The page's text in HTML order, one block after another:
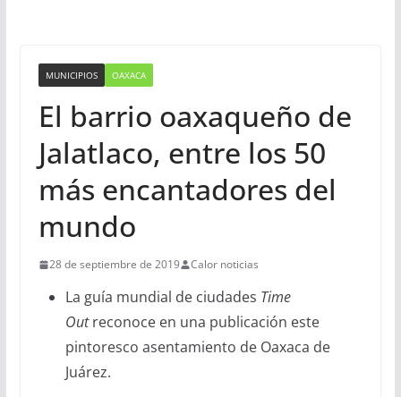
MUNICIPIOS OAXACA
El barrio oaxaqueño de
Jalatlaco, entre los 50
más encantadores del
mundo
28 de septiembre de 2019 Calor noticias
La guía mundial de ciudades Time
Outreconoce en una publicación este
pintoresco asentamiento de Oaxaca de
Juárez.